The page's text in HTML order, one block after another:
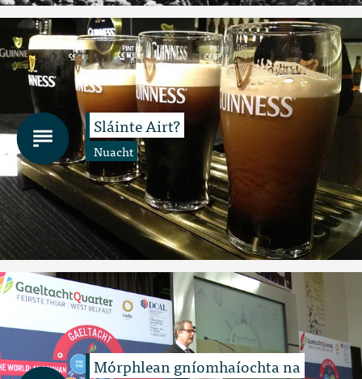
Sláinte Airt?
Nuacht
Mórphlean gníomhaíochta na